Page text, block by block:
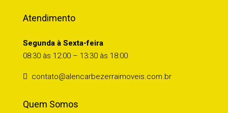
Atendimento
Segunda à Sexta-feira
08:30 às 12:00 – 13:30 às 18:00
contato@alencarbezerraimoveis.com.br
Quem Somos